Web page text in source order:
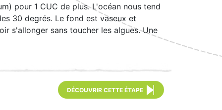
pour 1 CUC de plus. L'océan nous tend
30 degrés. Le fond est vaseux et
s'allonger sans toucher les algues. Une
DÉCOUVRIR CETTE ÉTAPE